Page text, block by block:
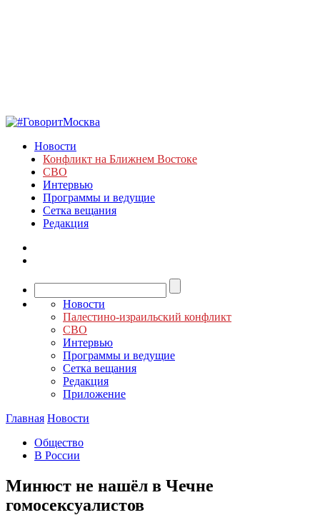
Новости
Конфликт на Ближнем Востоке
СВО
Интервью
Программы и ведущие
Сетка вещания
Редакция
Новости
Палестино-израильский конфликт
СВО
Интервью
Программы и ведущие
Сетка вещания
Редакция
Приложение
Главная Новости
Общество
В России
Минюст не нашёл в Чечне
гомосексуалистов